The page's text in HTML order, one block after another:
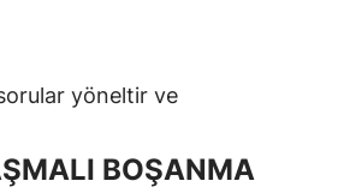
Sivas
Tekirdağ
yöneltir ve
BOŞANMA